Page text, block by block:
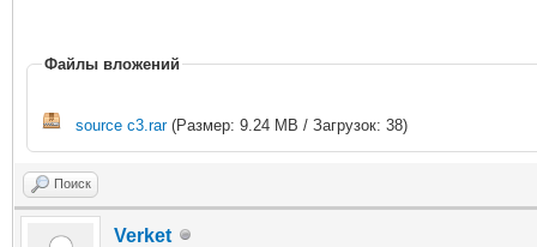
Файлы вложений
source c3.rar(Размер: 9.24 MB / Загрузок: 38)
Поиск
Verket